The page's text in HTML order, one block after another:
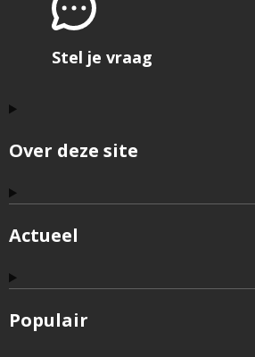
Over deze site
Actueel
Populair
Stel je vraag